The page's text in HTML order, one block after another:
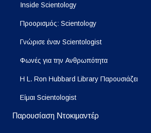
Inside Scientology
Προορισμός: Scientology
Γνώρισε έναν Scientologist
Φωνές για την Ανθρωπότητα
Η L. Ron Hubbard Library Παρουσιάζει
Είμαι Scientologist
Παρουσίαση Ντοκιμαντέρ